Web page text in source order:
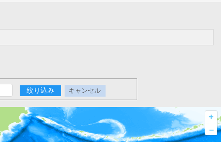
絞り込み キャンセル
+
–